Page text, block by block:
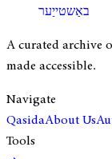
באַשטייַער
A curated archive
made accessible.
Navigate
QasidaAbout Us
Tools